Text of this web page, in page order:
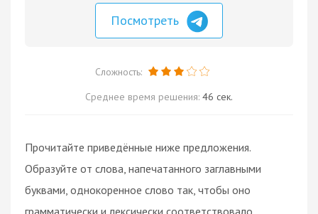
Посмотреть
Сложность:
Среднее время решения: 46 сек.
Прочитайте приведённые ниже предложения.
Образуйте от слова, напечатанного заглавными
буквами, однокоренное слово так, чтобы оно
грамматически и лексически соответствовало